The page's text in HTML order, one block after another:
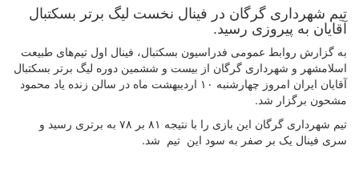
تیم شهرداری گرگان در فینال نخست لیگ برتر بسکتبال
آقایان به پیروزی رسید.
به گزارش روابط عمومی فدراسیون بسکتبال، فینال اول تیم‌های طبیعت
اسلامشهر و شهرداری گرگان از بیست و ششمین دوره لیگ برتر بسکتبال
آقایان ایران امروز چهارشنبه ۱۰ اردیبهشت ماه در سالن زنده یاد محمود
مشحون برگزار شد.
تیم شهرداری گرگان این بازی را با نتیجه ۸۱ بر ۷۸ به برتری رسید و
سری فینال یک بر صفر به سود این تیم شد.